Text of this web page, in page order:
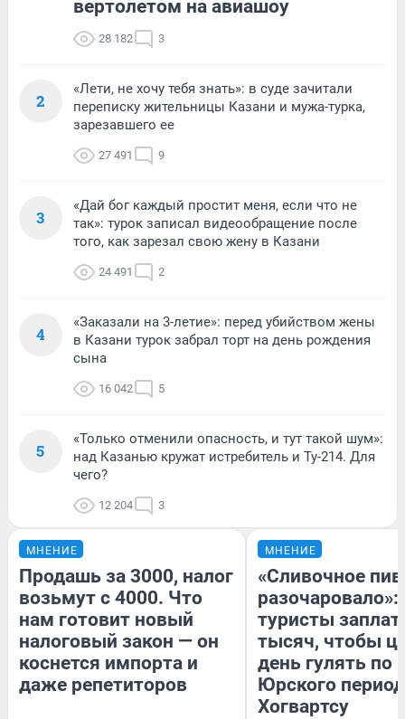
вертолетом на авиашоу
28 182 3
2
«Лети, не хочу тебя знать»: в суде зачитали
переписку жительницы Казани и мужа-турка,
зарезавшего ее
27 491 9
3
«Дай бог каждый простит меня, если что не
так»: турок записал видеообращение после
того, как зарезал свою жену в Казани
24 491 2
4
«Заказали на 3-летие»: перед убийством жены
в Казани турок забрал торт на день рождения
сына
16 042 5
5
«Только отменили опасность, и тут такой шум»:
над Казанью кружат истребитель и Ту-214. Для
чего?
12 204 3
МНЕНИЕ
Продашь за 3000, налог
возьмут с 4000. Что
нам готовит новый
налоговый закон — он
коснется импорта и
даже репетиторов
МНЕНИЕ
«Сливочное
разочаровало»:
туристы
тысяч, чтобы
день гулять по
Юрского
Хогвартсу